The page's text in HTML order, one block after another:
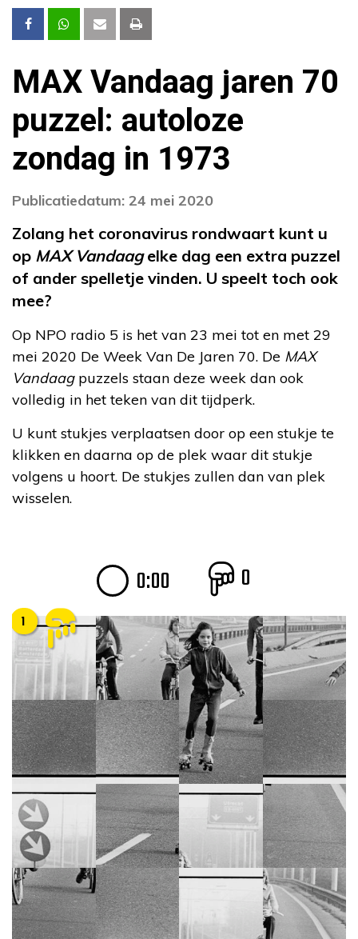
MAX Vandaag jaren 70
puzzel: autoloze
zondag in 1973
Publicatiedatum: 24 mei 2020
Zolang het coronavirus rondwaart kunt u
op MAX Vandaagelke dag een extra puzzel
of ander spelletje vinden. U speelt toch ook
mee?
Op NPO radio 5 is het van 23 mei tot en met 29
mei 2020 De Week Van De Jaren 70. De MAX
Vandaagpuzzels staan deze week dan ook
volledig in het teken van dit tijdperk.
U kunt stukjes verplaatsen door op een stukje te
klikken en daarna op de plek waar dit stukje
volgens u hoort. De stukjes zullen dan van plek
wisselen.